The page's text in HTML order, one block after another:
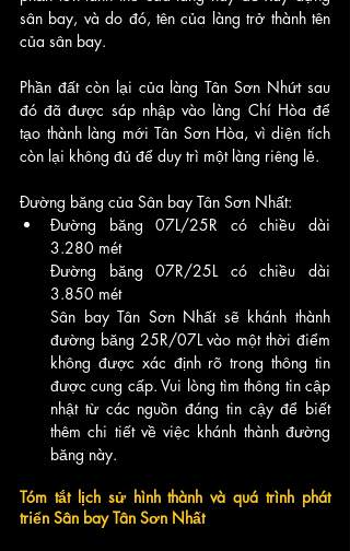
sân bay, và do đó, tên của làng trở thành tên
của sân bay.
Phần đất còn lại của làng Tân Sơn Nhứt sau
đó đã được sáp nhập vào làng Chí Hòa để
tạo thành làng mới Tân Sơn Hòa, vì diện tích
còn lại không đủ để duy trì một làng riêng lẻ.
Đường băng của Sân bay Tân Sơn Nhất:
Đường băng 07L/25R có chiều dài
3.280 mét
Đường băng 07R/25L có chiều dài
3.850 mét
Sân bay Tân Sơn Nhất sẽ khánh thành
đường băng 25R/07L vào một thời điểm
không được xác định rõ trong thông tin
được cung cấp. Vui lòng tìm thông tin cập
nhật từ các nguồn đáng tin cậy để biết
thêm chi tiết về việc khánh thành đường
băng này.
Tóm tắt lịch sử hình thành và quá trình phát
triển Sân bay Tân Sơn Nhất